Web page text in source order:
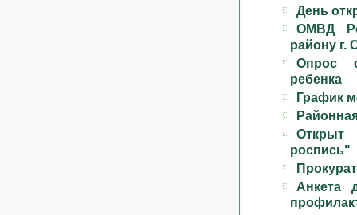
День
ОМВД
району г.
Опрос
ребенка
График
Открыт
роспись"
Анкета